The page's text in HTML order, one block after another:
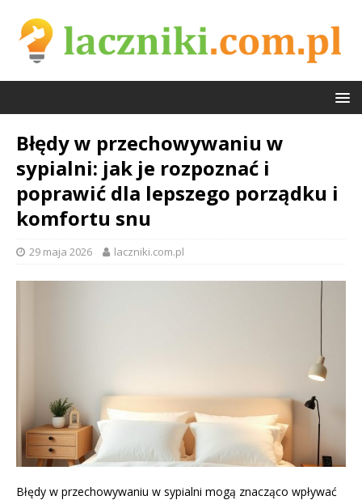
Błędy w przechowywaniu w
sypialni: jak je rozpoznać i
poprawić dla lepszego porządku i
komfortu snu
29 maja 2026 laczniki.com.pl
Błędy w przechowywaniu w sypialni mogą znacząco wpływać